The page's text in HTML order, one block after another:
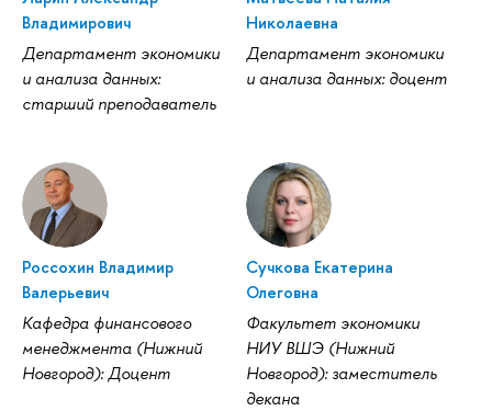
ладимирович
Департамент экономики
и анализа данных:
старший преподаватель
Николаевна
Департамент экономики
и анализа данных: доцент
Россохин Владимир
алерьевич
Кафедра финансового
менеджмента (Нижний
Новгород): Доцент
Сучкова Екатерина
Олеговна
Факультет экономики
НИУ ВШЭ (Нижний
Новгород): заместитель
декана